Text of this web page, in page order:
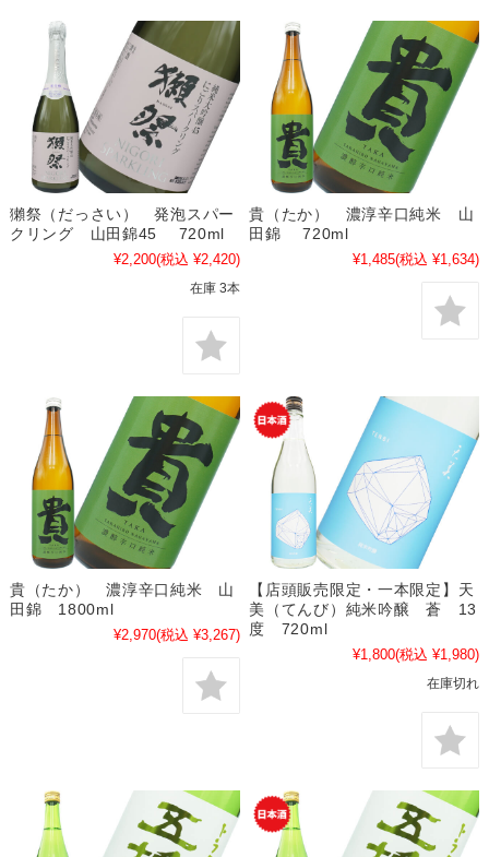
獺祭（だっさい） 発泡スパー
クリング 山田錦45 720ml
¥2,200(税込 ¥2,420)
在庫 3本
貴（たか） 濃淳辛口純米 山
田錦 720ml
¥1,485(税込 ¥1,634)
貴（たか） 濃淳辛口純米 山
田錦 1800ml
¥2,970(税込 ¥3,267)
【店頭販売限定・一本限定】天
美（てんび）純米吟醸 蒼 13
度 720ml
¥1,800(税込 ¥1,980)
在庫切れ